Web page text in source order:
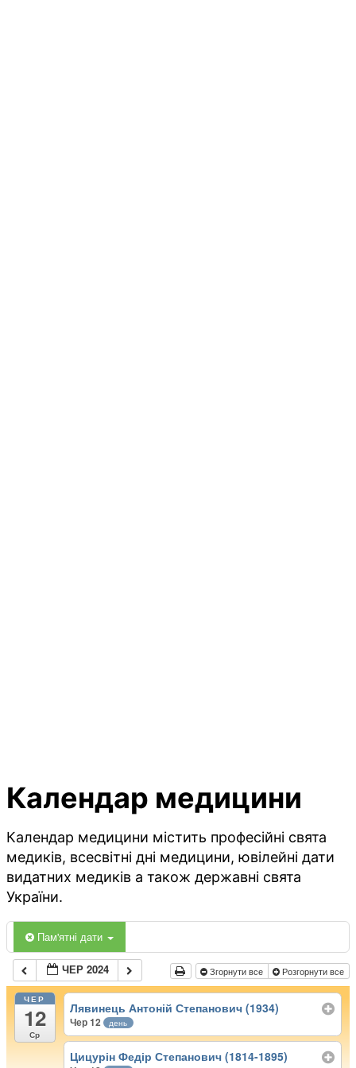
Календар медицини
Календар медицини містить професійні свята
медиків, всесвітні дні медицини, ювілейні дати
видатних медиків а також державні свята
України.
Пам'ятні дати
ЧЕР 2024 Згорнути все Розгорнути все
ЧЕР
12
Ср
Лявинець Антоній Степанович (1934)
Чер 12 день
Цицурін Федір Степанович (1814-1895)